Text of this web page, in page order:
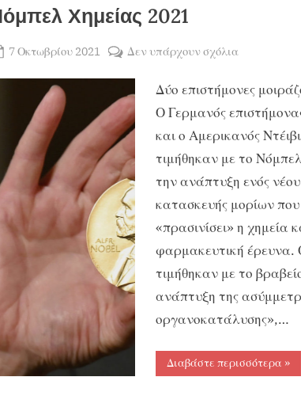
Χημείας 2021
Posted
7 Οκτωβρίου 2021
ΜΑΝΤΑΦΟΥΝΗΣ
Δεν υπάρχουν σχόλια
Χημείας
2021
Δύο επιστήμονες
Ο Γερμανός
και ο Αμερικανός
τιμήθηκαν με το
την ανάπτυξη ενός
κατασκευής μορίων
«πρασινίσει» η χημεία
φαρμακευτική έρευνα.
τιμήθηκαν με το
ανάπτυξη της
οργανοκατάλυσης»,…
Διαβάστε περισσότερα »